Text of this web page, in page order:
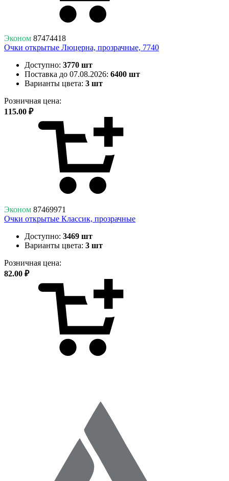
Эконом 87474418
Очки открытые Люцерна, прозрачные, 7740
Доступно: 3770 шт
Поставка до 07.08.2026: 6400 шт
Варианты цвета: 3 шт
Розничная цена:
115.00 ₽
Эконом 87469971
Очки открытые Классик, прозрачные
Доступно: 3469 шт
Варианты цвета: 3 шт
Розничная цена:
82.00 ₽